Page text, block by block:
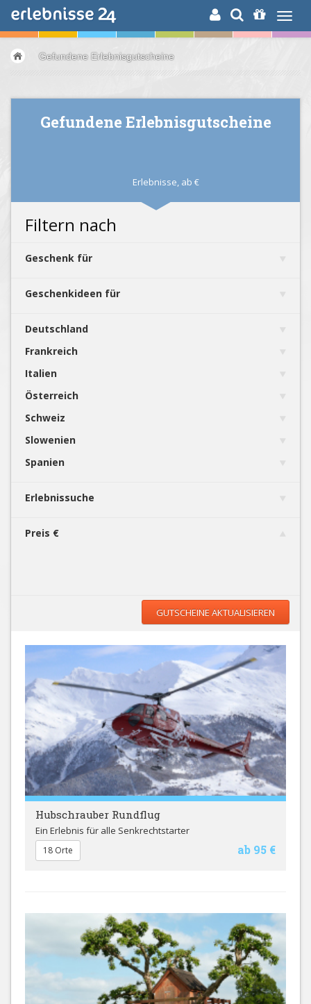
ERLEBNISSUCHE
Gefundene Erlebnisgutscheine
Gefundene Erlebnisgutscheine
Erlebnisse, ab €
Filtern nach
Geschenk für
Geschenkideen für
Deutschland
Frankreich
Italien
Österreich
Schweiz
Slowenien
Spanien
Erlebnissuche
Preis €
GUTSCHEINE AKTUALISIEREN
Hubschrauber Rundflug
Ein Erlebnis für alle Senkrechtstarter
ab 95 €
18 Orte